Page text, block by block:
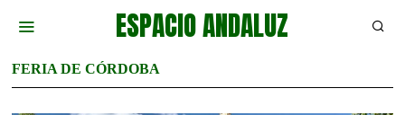
ESPACIO ANDALUZ
FERIA DE CÓRDOBA